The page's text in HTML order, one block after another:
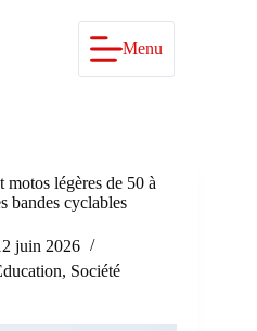
Menu
motos légères de 50 à
bandes cyclables
juin 2026
, Société